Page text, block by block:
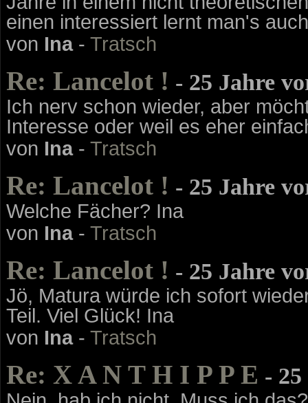
einen interessiert lernt man's
von Ina- Tratsch
Re: Lancelot ! - 25 Jahre
Ich nerv schon wieder, aber
Interesse oder weil es eher
von Ina- Tratsch
Re: Lancelot ! - 25 Jahre
Welche Fächer? Ina
von Ina- Tratsch
Re: Lancelot ! - 25 Jahre
Jö, Matura würde ich sofort
Teil. Viel Glück! Ina
von Ina- Tratsch
Re: X A N T H I P P E -